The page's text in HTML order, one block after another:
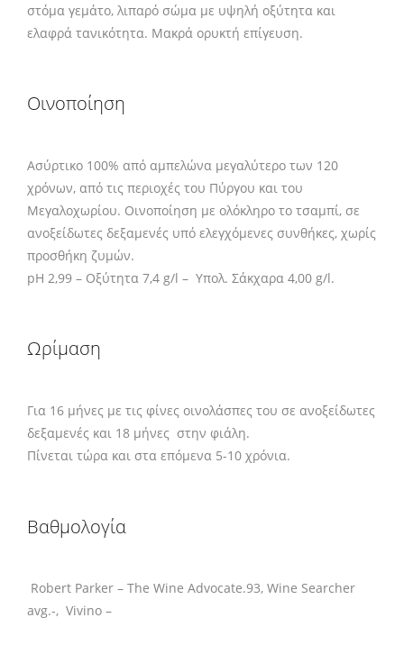
στόμα γεμάτο, λιπαρό σώμα με υψηλή οξύτητα και
ελαφρά τανικότητα. Μακρά ορυκτή επίγευση.
Οινοποίηση
Ασύρτικο 100% από αμπελώνα μεγαλύτερο των 120
χρόνων, από τις περιοχές του Πύργου και του
Μεγαλοχωρίου. Οινοποίηση με ολόκληρο το τσαμπί, σε
ανοξείδωτες δεξαμενές υπό ελεγχόμενες συνθήκες, χωρίς
προσθήκη ζυμών.
pH 2,99 – Οξύτητα 7,4 g/l – Υπολ. Σάκχαρα 4,00 g/l.
Ωρίμαση
Για 16 μήνες με τις φίνες οινολάσπες του σε ανοξείδωτες
δεξαμενές και 18 μήνες στην φιάλη.
Πίνεται τώρα και στα επόμενα 5-10 χρόνια.
Βαθμολογία
Robert Parker – The Wine Advocate.93, Wine Searcher
avg.-, Vivino –